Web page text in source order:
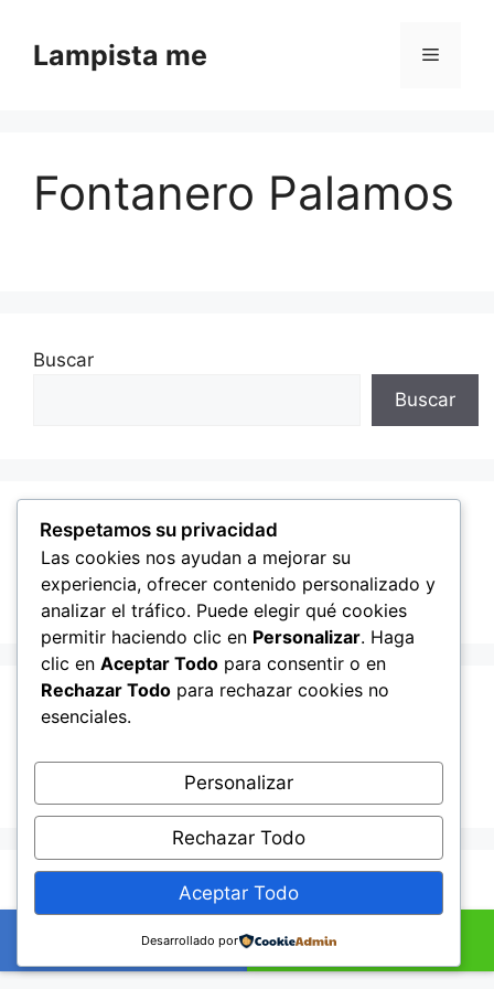
Lampista me Menú
Fontanero Palamos
Buscar
Buscar
Recent Posts
Hello world!
Recent Comments
A WordPress CommenterenHello world!
© 2026 Lampista me • Creado con
+34601895352 Ahora por WhatsApp
Respetamos su privacidad
Las cookies nos ayudan a mejorar su
experiencia, ofrecer contenido personalizado y
analizar el tráfico. Puede elegir qué cookies
permitir haciendo clic en Personalizar. Haga
clic en Aceptar Todo para consentir o en
Rechazar Todo para rechazar cookies no
esenciales.
Personalizar
Rechazar Todo
Aceptar Todo
Desarrollado por